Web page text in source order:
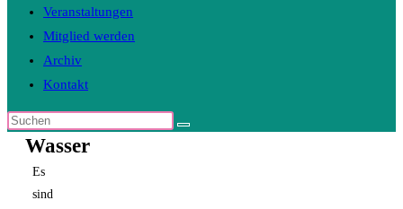
Veranstaltungen
Mitglied werden
Archiv
Kontakt
Diese
Website
durchsuchen
Wasser
Es
sind